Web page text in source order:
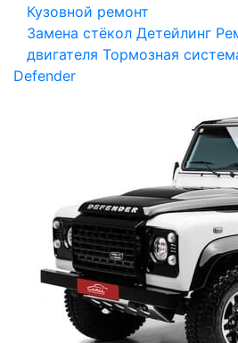
Кузовной ремонт
Замена стёкол Детейлинг
двигателя Тормозная
Defender